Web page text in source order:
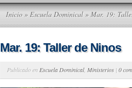
Inicio » Escuela Dominical» Mar. 19:
Mar. 19: Taller de Ninos
Publicado en Escuela Dominical, Ministerios | 0